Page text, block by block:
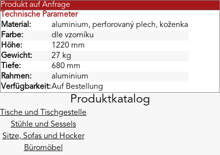
Technische Parameter
Produkt auf Anfrage
Material:
aluminium, perforovaný plech, koženka
Farbe:
dle vzorníku
Höhe:
1220 mm
Gewicht:
27 kg
Tiefe:
680 mm
Rahmen:
aluminium
Verfügbarkeit:Auf Bestellung
Produktkatalog
Tische und Tischgestelle
Stühle und Sessels
Sitze, Sofas und Hocker
Büromöbel